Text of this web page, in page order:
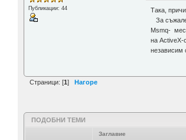
Публикации: 44
Така,
За
Msmq-
на ActiveX-
независим
Страници: [1] Нагоре
ПОДОБНИ ТЕМИ
Заглавие